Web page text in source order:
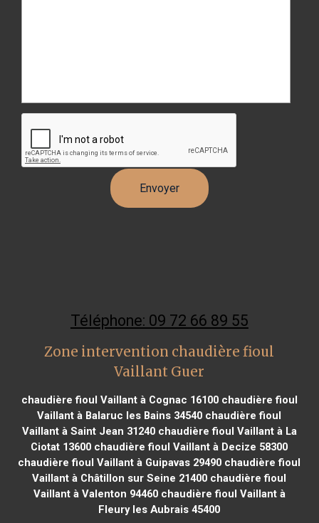
Téléphone: 09 72 66 89 55
Zone intervention chaudière fioul
Vaillant Guer
chaudière fioul Vaillant à Cognac 16100chaudière fioul
Vaillant à Balaruc les Bains 34540 chaudière fioul
Vaillant à Saint Jean 31240chaudière fioul Vaillant à La
Ciotat 13600 chaudière fioul Vaillant à Decize 58300
chaudière fioul Vaillant à Guipavas 29490 chaudière fioul
Vaillant à Châtillon sur Seine 21400 chaudière fioul
Vaillant à Valenton 94460chaudière fioul Vaillant à
Fleury les Aubrais 45400